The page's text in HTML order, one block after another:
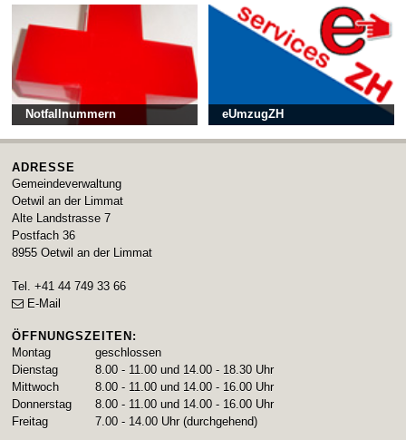
Notfallnummern eUmzugZH
ADRESSE
Gemeindeverwaltung
Oetwil an der Limmat
Alte Landstrasse 7
Postfach 36
8955 Oetwil an der Limmat
Tel.+41 44 749 33 66
E-Mail
ÖFFNUNGSZEITEN:
Montag
geschlossen
Dienstag
8.00 - 11.00 und 14.00 - 18.30 Uhr
Mittwoch
8.00 - 11.00 und 14.00 - 16.00 Uhr
Donnerstag
8.00 - 11.00 und 14.00 - 16.00 Uhr
Freitag
7.00 - 14.00 Uhr (durchgehend)